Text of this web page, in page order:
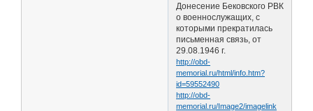
Донесение Бековского РВК
о военнослужащих, с
которыми прекратилась
письменная связь, от
29.08.1946 г.
http://obd-
memorial.ru/html/info.htm?
id=59552490
http://obd-
memorial.ru/Image2/imagelink